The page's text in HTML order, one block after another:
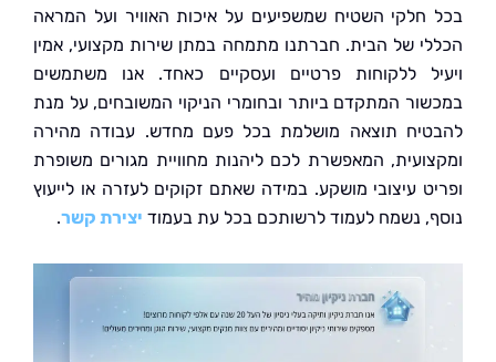
השטיח שמשפיעים על איכות האוויר ועל המראה
של הבית. חברתנו מתמחה במתן שירות מקצועי, אמין
ללקוחות פרטיים ועסקיים כאחד. אנו משתמשים
המתקדם ביותר ובחומרי הניקוי המשובחים, על מנת
תוצאה מושלמת בכל פעם מחדש. עבודה מהירה
המאפשרת לכם ליהנות מחוויית מגורים משופרת
עיצובי מושקע. במידה שאתם זקוקים לעזרה או לייעוץ
נשמח לעמוד לרשותכם בכל עת בעמודיצירת קשר.